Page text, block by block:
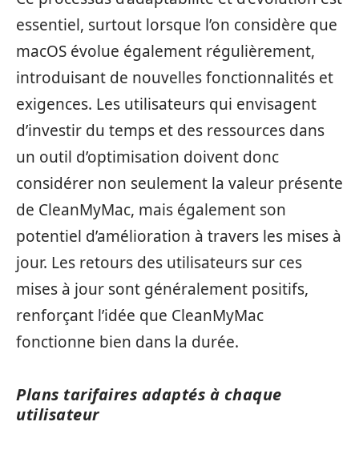
essentiel, surtout lorsque l’on considère que
macOS évolue également régulièrement,
introduisant de nouvelles fonctionnalités et
exigences. Les utilisateurs qui envisagent
d’investir du temps et des ressources dans
un outil d’optimisation doivent donc
considérer non seulement la valeur présente
de CleanMyMac, mais également son
potentiel d’amélioration à travers les mises à
jour. Les retours des utilisateurs sur ces
mises à jour sont généralement positifs,
renforçant l’idée que CleanMyMac
fonctionne bien dans la durée.
Plans tarifaires adaptés à chaque
utilisateur